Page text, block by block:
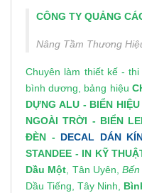
CÔNG TY QUẢNG
Nâng Tầm Thương
Chuyên làm thiết kế -
bình dương , bảng hiệu
DỰNG ALU- BIỂN
NGOÀI TRỜI - BIỂN
ĐÈN - DECAL DÁN
STANDEE - IN KỸ
Dầu Một , Tân Uyên,
Dầu Tiếng, Tây Ninh,